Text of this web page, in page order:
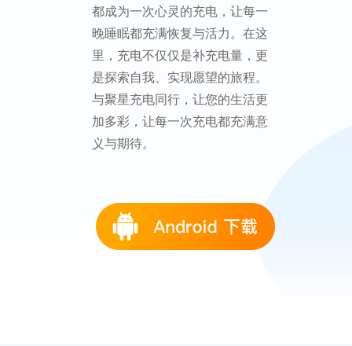
都成为一次心灵的充电，让每一
晚睡眠都充满恢复与活力。在这
里，充电不仅仅是补充电量，更
是探索自我、实现愿望的旅程。
与聚星充电同行，让您的生活更
加多彩，让每一次充电都充满意
义与期待。